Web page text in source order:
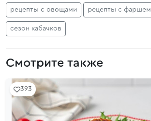
рецепты с овощами рецепты с фаршем
сезон кабачков
Смотрите также
393